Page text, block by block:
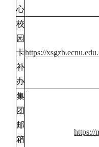
心
校
园
卡
补
办
https://
集
团
邮
箱
https://